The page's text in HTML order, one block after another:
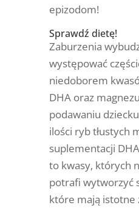
epizodom!
Sprawdź dietę!
Zaburzenia
występować
niedoborem
DHA oraz magnezu
podawaniu
ilości ryb tłustych
suplementacji
to kwasy, których
potrafi wytworzyć
które mają istotne